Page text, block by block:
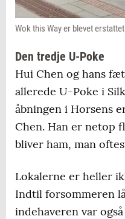
Wok this Way er blevet
Den tredje U-Poke
Hui Chen og hans
allerede U-Poke i
åbningen i Horsens
Chen. Han er netop
bliver ham, man
Lokalerne er heller
Indtil forsommeren
indehaveren var